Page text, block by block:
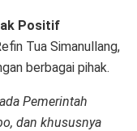
Positif
Tua Simanullang,
berbagai pihak.
Pemerintah
dan khususnya